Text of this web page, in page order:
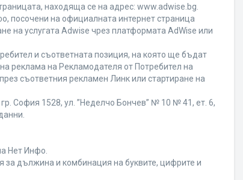
находяща се на адрес: www.adwise.bg.
посочени на официалната интернет страница
на услугата Adwise чрез платформата AdWise или
и съответната позиция, на която ще бъдат
реклама на Рекламодателя от Потребител на
съответния рекламен Линк или стартиране на
София 1528, ул. ”Неделчо Бончев” № 10 № 41, ет. 6,
Нет Инфо.
за дължина и комбинация на буквите, цифрите и